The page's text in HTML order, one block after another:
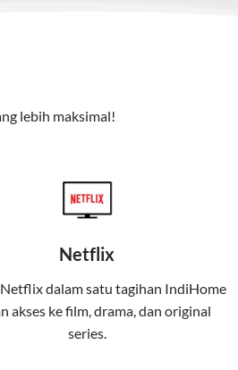
dan telepon rumah. Dengan
Telkomsel One,
dan komunikasi dalam
lebih maksimal!
Netflix
dalam satu tagihan IndiHome
akses ke film, drama, dan original
series.